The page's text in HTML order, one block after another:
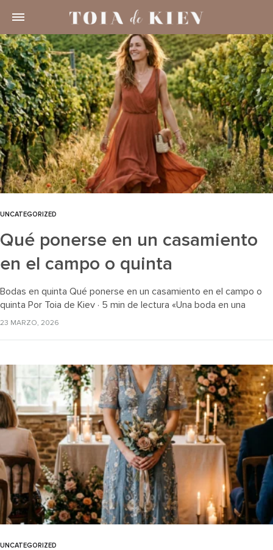
UNCATEGORIZED
Qué ponerse en un casamiento
en el campo o quinta
Bodas en quinta Qué ponerse en un casamiento en el campo o
quinta Por Toia de Kiev · 5 min de lectura «Una boda en una
quinta o en el…
23 MARZO, 2026
UNCATEGORIZED